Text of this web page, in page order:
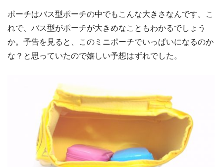
ポーチはバス型ポーチの中でもこんな大きさなんです。こ
れで、バス型がポーチが大きめなこともわかるでしょう
か。予告を見ると、このミニポーチでいっぱいになるのか
な？と思っていたので嬉しい予想はずれでした。